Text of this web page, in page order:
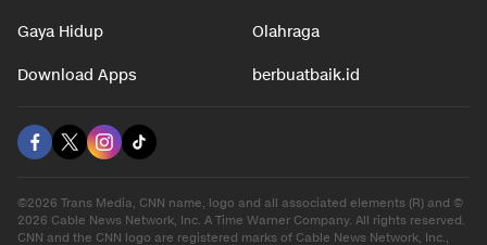
Gaya Hidup Olahraga
Download Apps berbuatbaik.id
©2026 Trans Media, CNN name, logo and all associated elements (R) and ©
2026 Cable News Network, Inc. A Time Warner Company. All rights reserved.
CNN and the CNN logo are registered marks of Cable News Network, Inc.,